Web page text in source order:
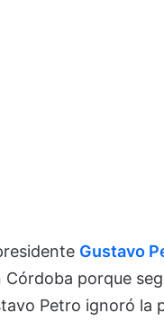
Gustavo
porque
Petro ignoró la